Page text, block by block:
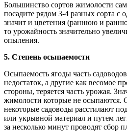
Большинство сортов жимолости
посадите рядом 3-4 разных сорта с
значит и цветения (раннюю и
то урожайность значительно
опыления.
5. Степень осыпаемости
Осыпаемость ягоды часть
недостаток, а другие как весомое
стороны, теряется часть урожая.
жимолости которые не осыпаются.
некоторые садоводы расстилают
или укрывной материал и путем
за несколько минут проводят сбор